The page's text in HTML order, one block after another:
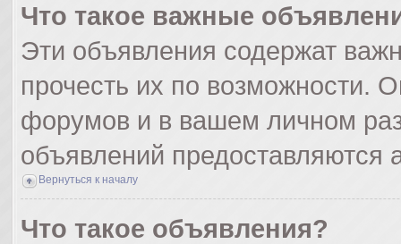
Что такое важные
Эти объявления содержат
прочесть их по возможности.
форумов и в вашем личном
объявлений
Вернуться к началу
Что такое объявления?